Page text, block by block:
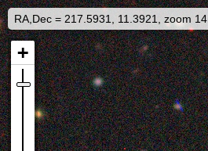
RA,Dec = 217.5931, 11.3921, zoom 14